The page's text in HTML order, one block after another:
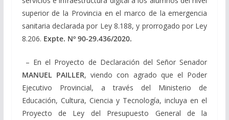
superior de la Provincia en el marco de la emergencia
sanitaria declarada por Ley 8.188, y prorrogado por Ley
8.206. Expte. Nº 90-29.436/2020.
– En el Proyecto de Declaración del Señor Senador
MANUEL PAILLER, viendo con agrado que el Poder
Ejecutivo Provincial, a través del Ministerio de
Educación, Cultura, Ciencia y Tecnología, incluya en el
Proyecto de Ley del Presupuesto General de la